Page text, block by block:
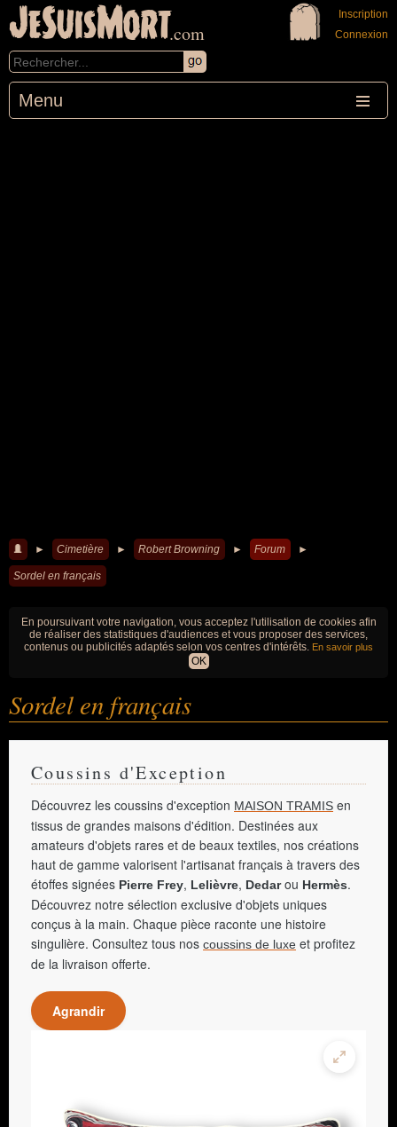
JeSuisMort.com
Menu
Inscription
Connexion
► Cimetière ► Robert Browning ► Forum ►
Sordel en français
En poursuivant votre navigation, vous acceptez l'utilisation de cookies afin
de réaliser des statistiques d'audiences et vous proposer des services,
contenus ou publicités adaptés selon vos centres d'intérêts. En savoir plus
OK
Sordel en français
Coussins d'Exception
Découvrez les coussins d'exception MAISON TRAMIS en
tissus de grandes maisons d'édition. Destinées aux
amateurs d'objets rares et de beaux textiles, nos créations
haut de gamme valorisent l'artisanat français à travers des
étoffes signées Pierre Frey, Lelièvre, Dedarou Hermès.
Découvrez notre sélection exclusive d'objets uniques
conçus à la main. Chaque pièce raconte une histoire
singulière. Consultez tous nos coussins de luxe et profitez
de la livraison offerte.
Agrandir